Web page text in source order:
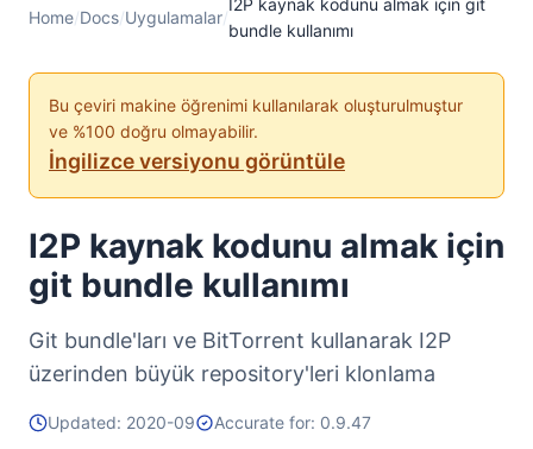
Home/Docs/Uygulamalar/
I2P kaynak kodunu almak için git
bundle kullanımı
Bu çeviri makine öğrenimi kullanılarak oluşturulmuştur
ve %100 doğru olmayabilir.
İngilizce versiyonu görüntüle
I2P kaynak kodunu almak için
git bundle kullanımı
Git bundle'ları ve BitTorrent kullanarak I2P
üzerinden büyük repository'leri klonlama
Updated: 2020-09 Accurate for: 0.9.47